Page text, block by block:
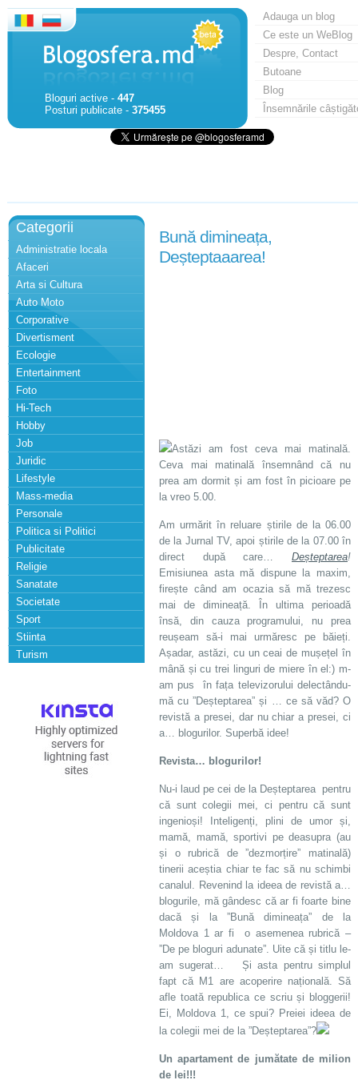
Bloguri active - 447
Posturi publicate - 375455
Adauga un blog
Ce este un WeBlog
Despre, Contact
Butoane
Blog
Însemnările
Categorii
Administratie locala
Afaceri
Arta si Cultura
Auto Moto
Corporative
Divertisment
Ecologie
Entertainment
Foto
Hi-Tech
Hobby
Job
Juridic
Lifestyle
Mass-media
Personale
Politica si Politici
Publicitate
Religie
Sanatate
Societate
Sport
Stiinta
Turism
Bună dimineața,
Deșteptaaarea!
Astăzi am fost ceva mai matinală.
Ceva mai matinală însemnând că nu
prea am dormit și am fost în picioare pe
la vreo 5.00.
Am urmărit în reluare știrile de la 06.00
de la Jurnal TV, apoi știrile de la 07.00 în
direct după care… Deșteptarea!
Emisiunea asta mă dispune la maxim,
firește când am ocazia să mă trezesc
mai de dimineață. În ultima perioadă
însă, din cauza programului, nu prea
reușeam să-i mai urmăresc pe băieți.
Așadar, astăzi, cu un ceai de mușețel în
mână și cu trei linguri de miere în el:) m-
am pus în fața televizorului delectându-
mă cu ”Deșteptarea” și … ce să văd? O
revistă a presei, dar nu chiar a presei, ci
a… blogurilor. Superbă idee!
Revista… blogurilor!
Nu-i laud pe cei de la Deșteptarea pentru
că sunt colegii mei, ci pentru că sunt
ingenioși! Inteligenți, plini de umor și,
mamă, mamă, sportivi pe deasupra (au
și o rubrică de ”dezmorțire” matinală)
tinerii aceștia chiar te fac să nu schimbi
canalul. Revenind la ideea de revistă a…
blogurile, mă gândesc că ar fi foarte bine
dacă și la ”Bună dimineața” de la
Moldova 1 ar fi o asemenea rubrică –
”De pe bloguri adunate”. Uite că și titlu le-
am sugerat… Și asta pentru simplul
fapt că M1 are acoperire națională. Să
afle toată republica ce scriu și bloggerii!
Ei, Moldova 1, ce spui? Preiei ideea de
la colegii mei de la ”Deșteptarea”?
Un apartament de jumătate de milion
de lei!!!